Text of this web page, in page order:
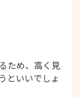
ため、高く見
といいでしょ